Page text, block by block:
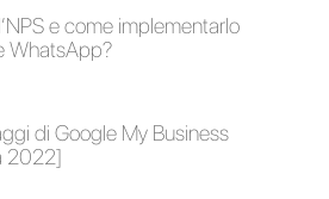
Frequenti